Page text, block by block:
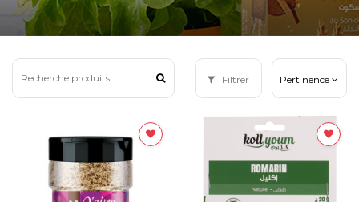
Filtrer Pertinence